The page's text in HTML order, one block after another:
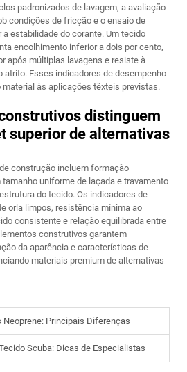
padronizados de lavagem, a avaliação
condições de fricção e o ensaio de
estabilidade do corante. Um tecido
encolhimento inferior a dois por cento,
após múltiplas lavagens e resiste à
atrito. Esses indicadores de desempenho
às aplicações têxteis previstas.
distinguem
superior de alternativas
construção incluem formação
uniforme de laçada e travamento
do tecido. Os indicadores de
orla limpos, resistência mínima ao
consistente e relação equilibrada entre
construtivos garantem
da aparência e características de
materiais premium de alternativas
Neoprene: Principais Diferenças
Scuba: Dicas de Especialistas